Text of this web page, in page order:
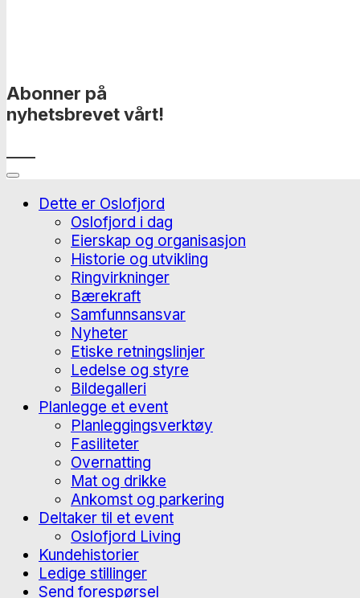
Abonner på
nyhetsbrevet vårt!
Dette er Oslofjord
Oslofjord i dag
Eierskap og organisasjon
Historie og utvikling
Ringvirkninger
Bærekraft
Samfunnsansvar
Nyheter
Etiske retningslinjer
Ledelse og styre
Bildegalleri
Planlegge et event
Planleggingsverktøy
Fasiliteter
Overnatting
Mat og drikke
Ankomst og parkering
Deltaker til et event
Oslofjord Living
Kundehistorier
Ledige stillinger
Send forespørsel